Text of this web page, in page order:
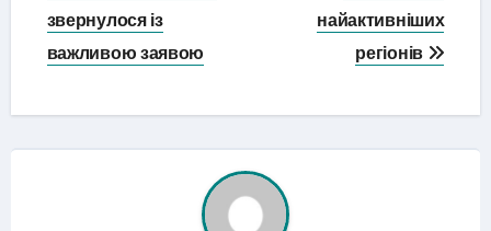
звернулося із
важливою заявою
найактивніших
регіонів